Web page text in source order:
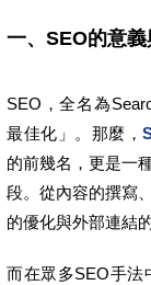
一、SEO的意
SEO，全名為
最佳化」。那麼，
的前幾名，更是一
段。從內容的撰寫
的優化與外部連結
而在眾多SEO手法